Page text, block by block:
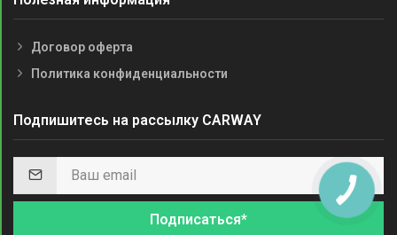
Договор оферта
Политика конфиденциальности
Подпишитесь на рассылку CARWAY
Подписаться*
КНОПКА
СВЯЗИ